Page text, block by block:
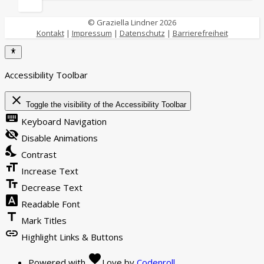
© Graziella Lindner 2026
Kontakt| Impressum | Datenschutz | Barrierefreiheit
Accessibility Toolbar
close Toggle the visibility of the Accessibility Toolbar
keyboard Keyboard Navigation
visibility_off Disable Animations
nights_stay Contrast
format_size Increase Text
text_fields Decrease Text
font_download Readable Font
title Mark Titles
link Highlight Links & Buttons
favorite